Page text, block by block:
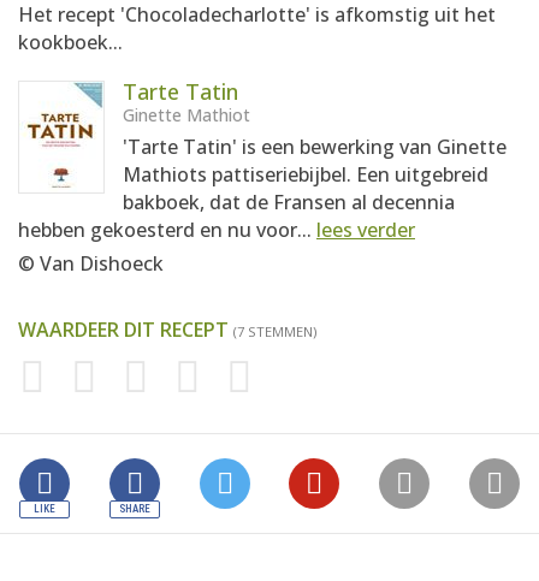
Het recept 'Chocoladecharlotte' is afkomstig uit het
kookboek...
Tarte Tatin
Ginette Mathiot
'Tarte Tatin' is een bewerking van Ginette
Mathiots pattiseriebijbel. Een uitgebreid
bakboek, dat de Fransen al decennia
hebben gekoesterd en nu voor... lees verder
© Van Dishoeck
WAARDEER DIT RECEPT (7 STEMMEN)